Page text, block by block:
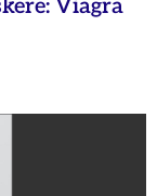
Viagra